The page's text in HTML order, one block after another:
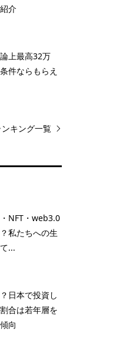
介
上最高32万
件ならもらえ
ンキング一覧
NFT・web3.0
私たちへの生
...
日本で投資し
合は若年層を
向